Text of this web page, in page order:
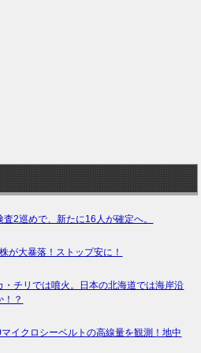
査2巡めで、新たに16人が確定へ。
が大暴落！ストップ安に！
チリでは噴火。日本の北海道では海岸沿
！？
イクロシーベルトの高線量を観測！地中